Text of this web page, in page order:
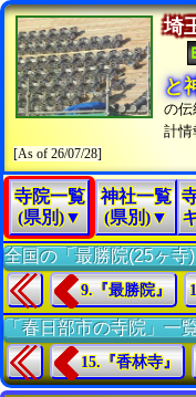
埼
と
の伝
計
[As of 26/07/28]
寺院一覧
(県別)▼
神社一覧
(県別)▼
全国の「最勝院(25ヶ
9.『最勝院』
「春日部市の寺院」一
15.『香林寺』